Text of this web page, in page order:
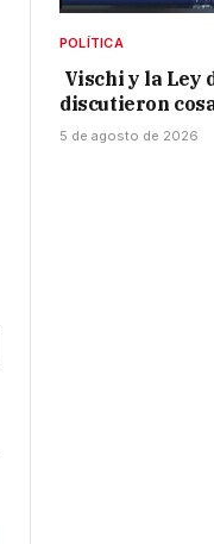
POLÍTICA
Vischi y la Ley
discutieron
5 de agosto de 2026